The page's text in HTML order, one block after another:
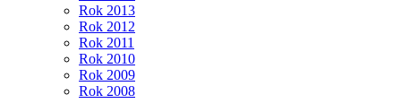
Rok 2013
Rok 2012
Rok 2011
Rok 2010
Rok 2009
Rok 2008